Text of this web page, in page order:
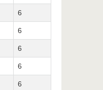
6
6
6
6
6